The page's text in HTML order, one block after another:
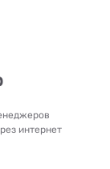
интернет